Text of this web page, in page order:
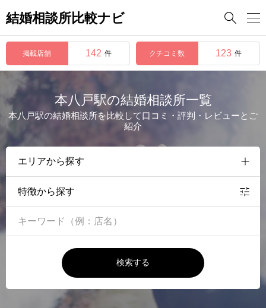
結婚相談所比較ナビ 
掲載店舗 142 件 クチコミ数 123 件
本八戸駅の結婚相談所一覧
本八戸駅の結婚相談所を比較して口コミ・評判・レビューとご
紹介
特徴から探す
検索する